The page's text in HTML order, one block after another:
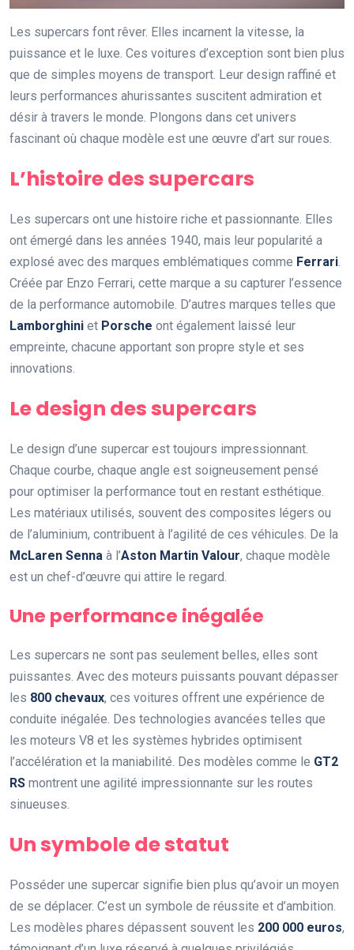
Les supercars font rêver. Elles incarnent la vitesse, la
puissance et le luxe. Ces voitures d’exception sont bien plus
que de simples moyens de transport. Leur design raffiné et
leurs performances ahurissantes suscitent admiration et
désir à travers le monde. Plongons dans cet univers
fascinant où chaque modèle est une œuvre d’art sur roues.
L’histoire des supercars
Les supercars ont une histoire riche et passionnante. Elles
ont émergé dans les années 1940, mais leur popularité a
explosé avec des marques emblématiques comme Ferrari.
Créée par Enzo Ferrari, cette marque a su capturer l’essence
de la performance automobile. D’autres marques telles que
Lamborghini et Porsche ont également laissé leur
empreinte, chacune apportant son propre style et ses
innovations.
Le design des supercars
Le design d’une supercar est toujours impressionnant.
Chaque courbe, chaque angle est soigneusement pensé
pour optimiser la performance tout en restant esthétique.
Les matériaux utilisés, souvent des composites légers ou
de l’aluminium, contribuent à l’agilité de ces véhicules. De la
McLaren Senna à l’Aston Martin Valour, chaque modèle
est un chef-d’œuvre qui attire le regard.
Une performance inégalée
Les supercars ne sont pas seulement belles, elles sont
puissantes. Avec des moteurs puissants pouvant dépasser
les 800 chevaux, ces voitures offrent une expérience de
conduite inégalée. Des technologies avancées telles que
les moteurs V8 et les systèmes hybrides optimisent
l’accélération et la maniabilité. Des modèles comme le GT2
RS montrent une agilité impressionnante sur les routes
sinueuses.
Un symbole de statut
Posséder une supercar signifie bien plus qu’avoir un moyen
de se déplacer. C’est un symbole de réussite et d’ambition.
Les modèles phares dépassent souvent les 200 000 euros,